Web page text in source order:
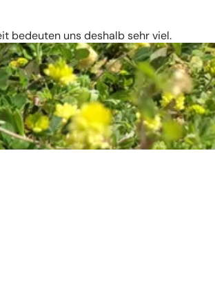
bedeuten uns deshalb sehr viel.